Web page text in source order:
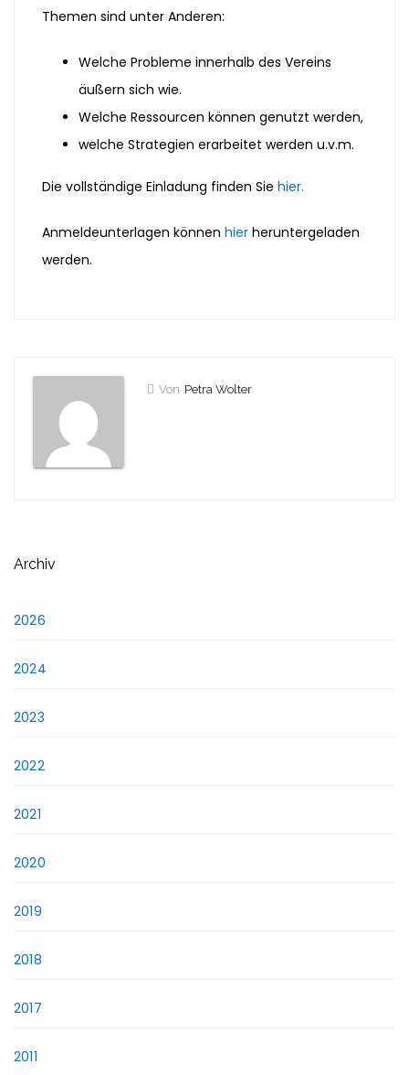
Themen sind unter Anderen:
Welche Probleme innerhalb des Vereins
äußern sich wie.
Welche Ressourcen können genutzt werden,
welche Strategien erarbeitet werden u.v.m.
Die vollständige Einladung finden Sie hier.
Anmeldeunterlagen können hier heruntergeladen
werden.
Von Petra Wolter
Archiv
2026
2024
2023
2022
2021
2020
2019
2018
2017
2011